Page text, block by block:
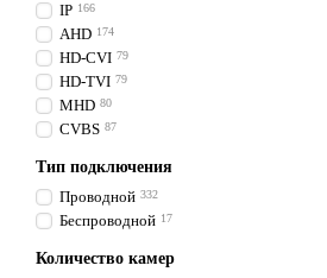
IP 166
AHD 174
HD-CVI 79
HD-TVI 79
MHD 80
CVBS 87
Тип подключения
Проводной 332
Беспроводной 17
Количество камер